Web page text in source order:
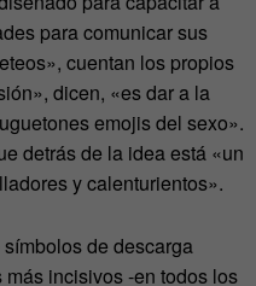
para comunicar sus
cuentan los propios
dicen, «es dar a la
emojis del sexo».
detrás de la idea está «un
y calenturientos».
de descarga
incisivos -en todos los